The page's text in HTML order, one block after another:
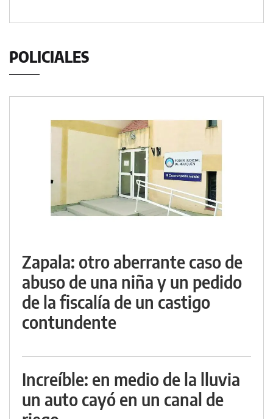
POLICIALES
Zapala: otro aberrante caso de
abuso de una niña y un pedido
de la fiscalía de un castigo
contundente
Increíble: en medio de la lluvia
un auto cayó en un canal de